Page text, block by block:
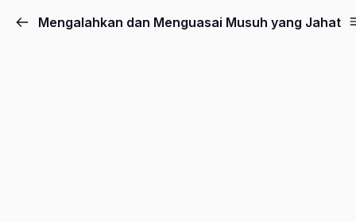
Mengalahkan dan Menguasai Musuh yang Jahat